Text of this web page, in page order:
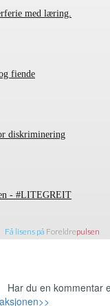
med læring.
fiende
diskriminering
- #LITEGREIT
Få lisens på Foreldrepulsen
Har du en kommentar